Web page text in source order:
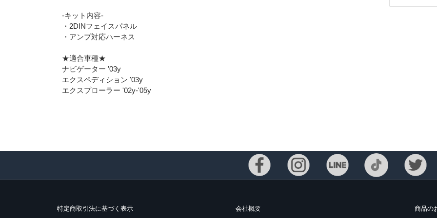
-キット内容-
・2DINフェイスパネル
・アンプ対応ハーネス
★適合車種★
ナビゲーター '03y
エクスペディション '03y
エクスプローラー '02y-'05y
Eメー
特定商取引法に基づく表示 会社概要 商品の